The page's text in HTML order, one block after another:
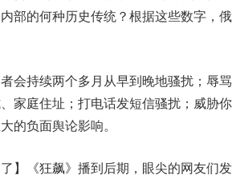
部的何种历史传统？根据这些数字，
会持续两个多月从早到晚地骚扰；辱
家庭住址；打电话发短信骚扰；威胁
的负面舆论影响。
】《狂飙》播到后期，眼尖的网友们